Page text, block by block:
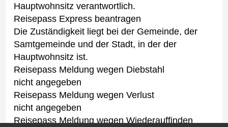
Hauptwohnsitz verantwortlich.
Reisepass Express beantragen
Die Zuständigkeit liegt bei der Gemeinde, der
Samtgemeinde und der Stadt, in der der
Hauptwohnsitz ist.
Reisepass Meldung wegen Diebstahl
nicht angegeben
Reisepass Meldung wegen Verlust
nicht angegeben
Reisepass Meldung wegen Wiederauffinden